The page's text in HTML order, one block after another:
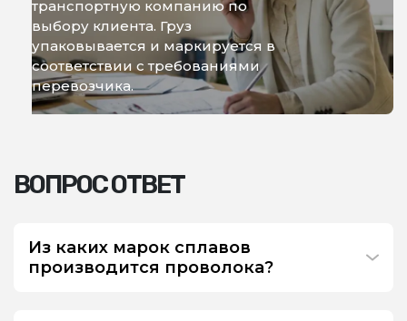
транспортную компанию по
выбору клиента. Груз
упаковывается и маркируется в
соответствии с требованиями
перевозчика.
ВОПРОС ОТВЕТ
Из каких марок сплавов
производится проволока?